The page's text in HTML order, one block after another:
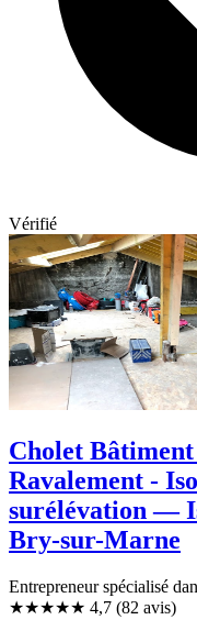
Vérifié
Cholet
Ravalement -
surélévation —
Bry-sur-Marne
Entrepreneur spécialisé
★★★★★ 4,7 (82 avis)